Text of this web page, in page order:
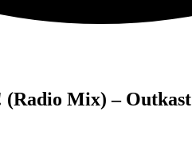
(Radio Mix) – Outkast